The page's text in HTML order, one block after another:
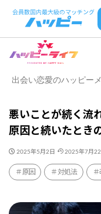
出会い恋愛のハッピー
悪いことが続く流
原因と続いたとき
2025年5月2日 2025年7月22
原因 対処法